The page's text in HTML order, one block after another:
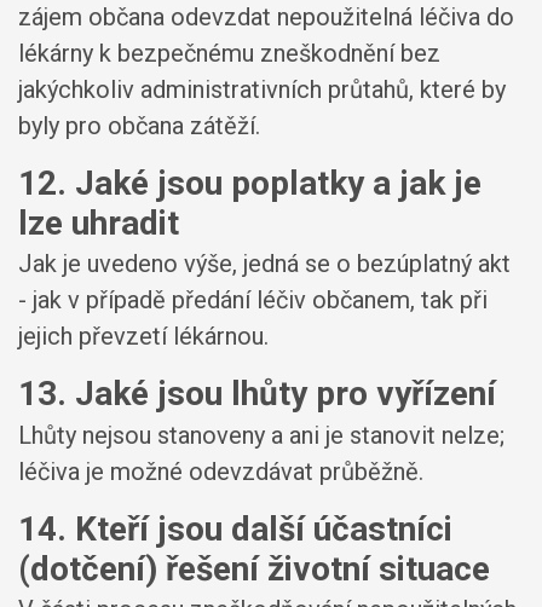
zájem občana odevzdat nepoužitelná léčiva do
lékárny k bezpečnému zneškodnění bez
jakýchkoliv administrativních průtahů, které by
byly pro občana zátěží.
12. Jaké jsou poplatky a jak je
lze uhradit
Jak je uvedeno výše, jedná se o bezúplatný akt
- jak v případě předání léčiv občanem, tak při
jejich převzetí lékárnou.
13. Jaké jsou lhůty pro vyřízení
Lhůty nejsou stanoveny a ani je stanovit nelze;
léčiva je možné odevzdávat průběžně.
14. Kteří jsou další účastníci
(dotčení) řešení životní situace